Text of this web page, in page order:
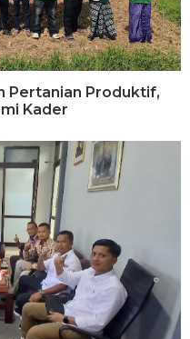
Pertanian Produktif,
Kader